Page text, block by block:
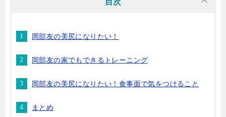
目次
岡部友の美尻になりたい！
岡部友の家でもできるトレーニング
岡部友の美尻になりたい！食事面で気をつけること
まとめ